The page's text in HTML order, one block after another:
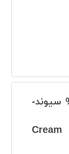
اوره و اوسرین 5% سیوند-